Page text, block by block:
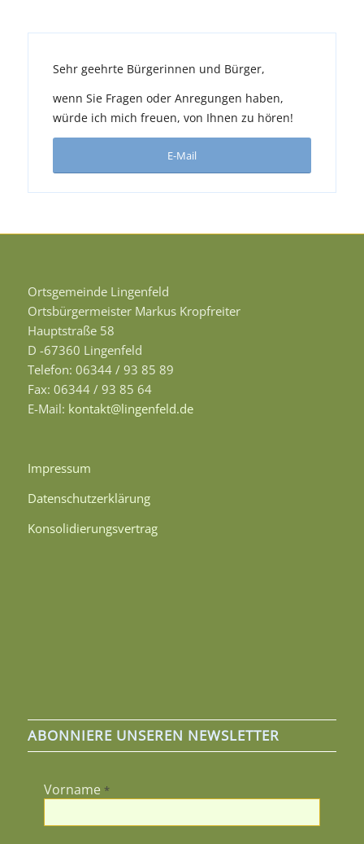
Sehr geehrte Bürgerinnen und Bürger,
wenn Sie Fragen oder Anregungen haben,
würde ich mich freuen, von Ihnen zu hören!
E-Mail
Ortsgemeinde Lingenfeld
Ortsbürgermeister Markus Kropfreiter
Hauptstraße 58
D -67360 Lingenfeld
Telefon: 06344 / 93 85 89
Fax: 06344 / 93 85 64
E-Mail: kontakt@lingenfeld.de
Impressum
Datenschutzerklärung
Konsolidierungsvertrag
ABONNIERE UNSEREN NEWSLETTER
Vorname *